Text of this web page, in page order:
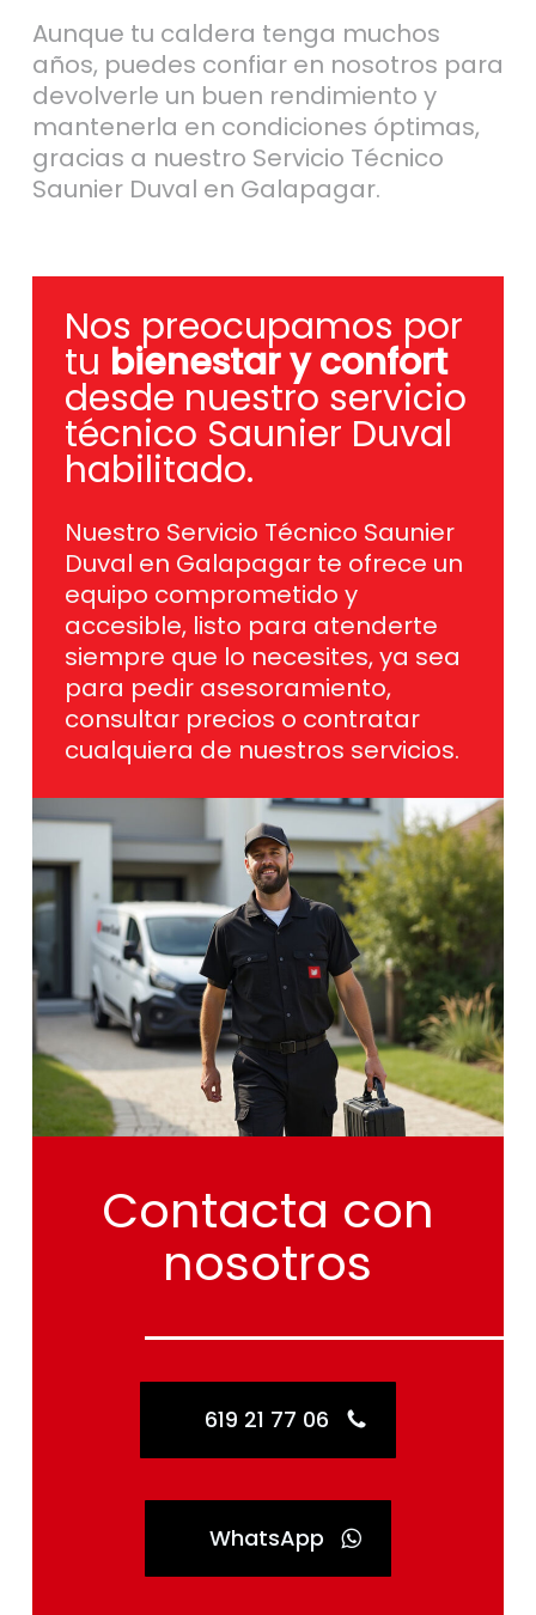
Aunque tu caldera tenga muchos
años, puedes confiar en nosotros para
devolverle un buen rendimiento y
mantenerla en condiciones óptimas,
gracias a nuestro Servicio Técnico
Saunier Duval en Galapagar.
Nos preocupamos por
tu bienestar y confort
desde nuestro servicio
técnico Saunier Duval
habilitado.
Nuestro Servicio Técnico Saunier
Duval en Galapagar te ofrece un
equipo comprometido y
accesible, listo para atenderte
siempre que lo necesites, ya sea
para pedir asesoramiento,
consultar precios o contratar
cualquiera de nuestros servicios.
Contacta con
nosotros
619 21 77 06
WhatsApp